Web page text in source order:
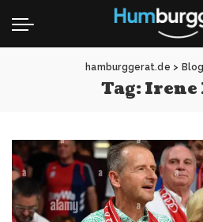
hamburggerat.de > Blog
Tag:Irene